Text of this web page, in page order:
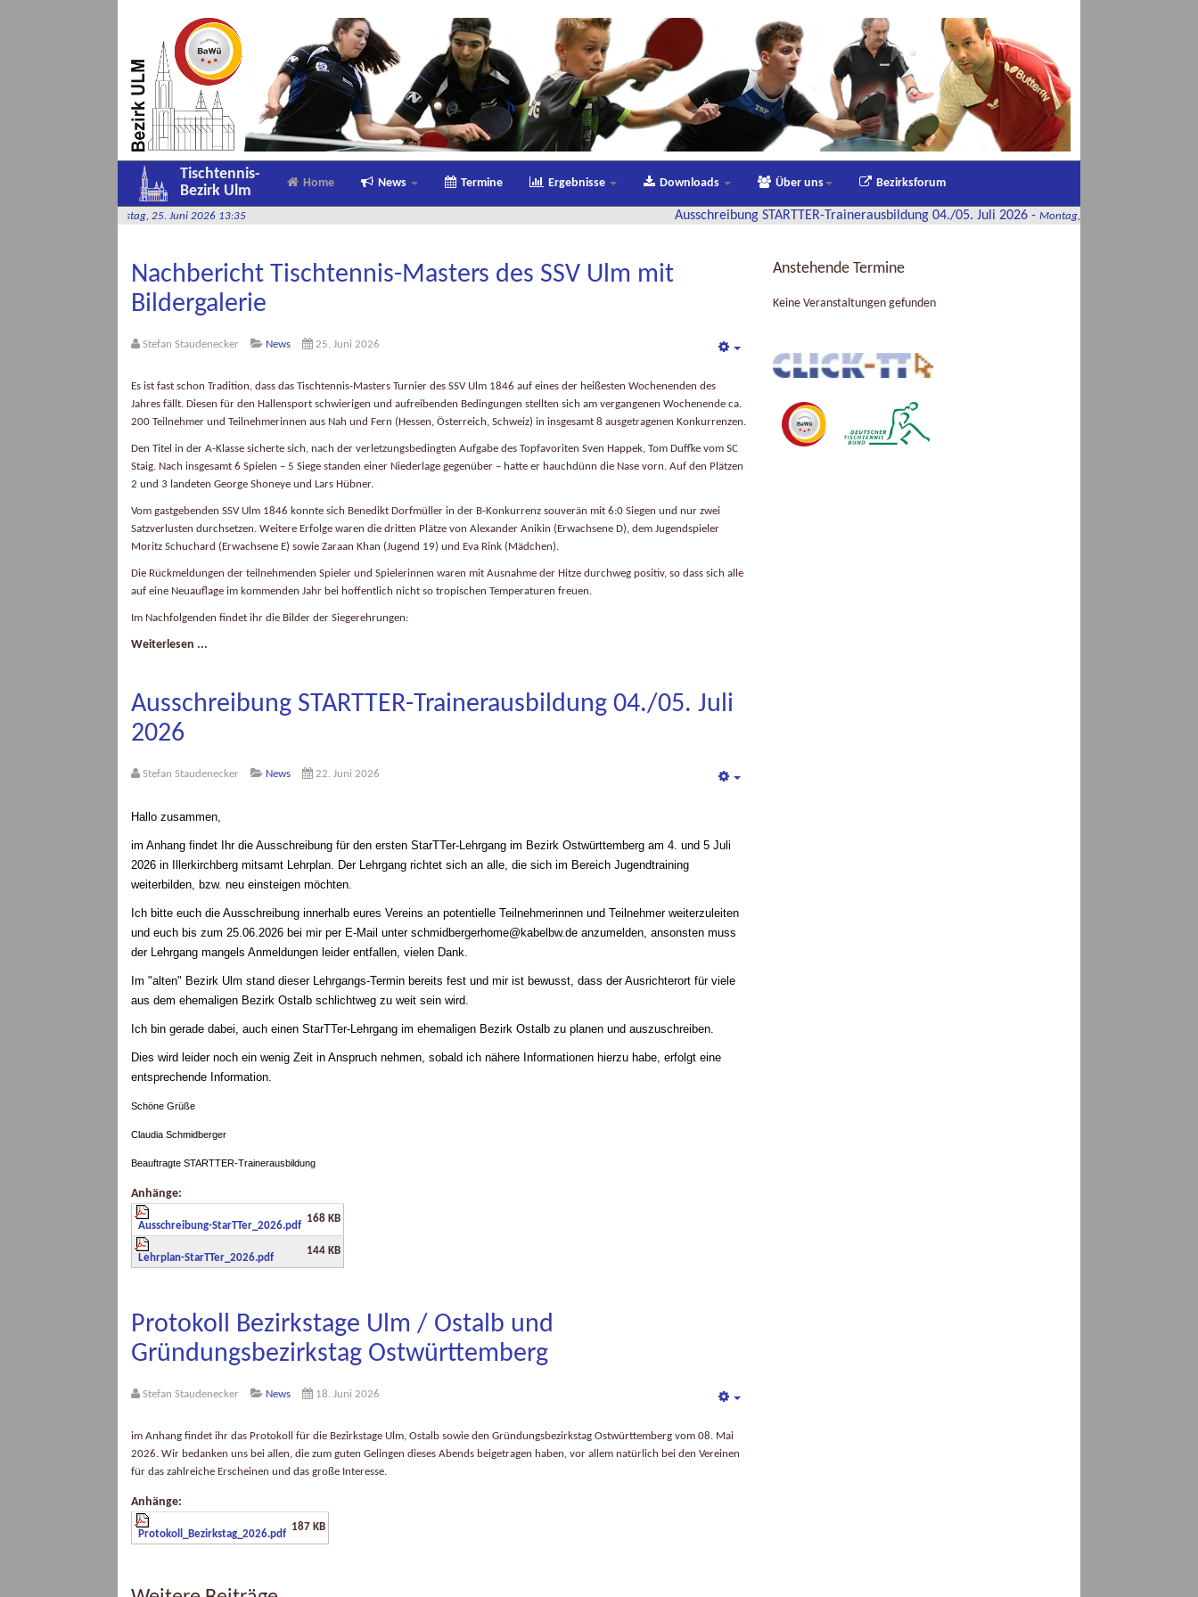
Tischtennis-
Bezirk Ulm
Home News Termine Ergebnisse Downloads Über uns Bezirksforum
Donnerstag, 25. Juni 2026 13:35 Ausschreibung STARTTER-Trainerausbildung 04./05. Juli 2026-Montag, 22. Juni 2026 08:28
Nachbericht Tischtennis-Masters des SSV Ulm mit
Bildergalerie
Stefan Staudenecker News 25. Juni 2026
Es ist fast schon Tradition, dass das Tischtennis-Masters Turnier des SSV Ulm 1846 auf eines der heißesten Wochenenden des
Jahres fällt. Diesen für den Hallensport schwierigen und aufreibenden Bedingungen stellten sich am vergangenen Wochenende ca.
200 Teilnehmer und Teilnehmerinnen aus Nah und Fern (Hessen, Österreich, Schweiz) in insgesamt 8 ausgetragenen Konkurrenzen.
Den Titel in der A-Klasse sicherte sich, nach der verletzungsbedingten Aufgabe des Topfavoriten Sven Happek, Tom Duffke vom SC
Staig. Nach insgesamt 6 Spielen – 5 Siege standen einer Niederlage gegenüber – hatte er hauchdünn die Nase vorn. Auf den Plätzen
2 und 3 landeten George Shoneye und Lars Hübner.
Vom gastgebenden SSV Ulm 1846 konnte sich Benedikt Dorfmüller in der B-Konkurrenz souverän mit 6:0 Siegen und nur zwei
Satzverlusten durchsetzen. Weitere Erfolge waren die dritten Plätze von Alexander Anikin (Erwachsene D), dem Jugendspieler
Moritz Schuchard (Erwachsene E) sowie Zaraan Khan (Jugend 19) und Eva Rink (Mädchen).
Die Rückmeldungen der teilnehmenden Spieler und Spielerinnen waren mit Ausnahme der Hitze durchweg positiv, so dass sich alle
auf eine Neuauflage im kommenden Jahr bei hoffentlich nicht so tropischen Temperaturen freuen.
Im Nachfolgenden findet ihr die Bilder der Siegerehrungen:
Weiterlesen ...
Ausschreibung STARTTER-Trainerausbildung 04./05. Juli
2026
Stefan Staudenecker News 22. Juni 2026
Hallo zusammen,
im Anhang findet Ihr die Ausschreibung für den ersten StarTTer-Lehrgang im Bezirk Ostwürttemberg am 4. und 5 Juli
2026 in Illerkirchberg mitsamt Lehrplan. Der Lehrgang richtet sich an alle, die sich im Bereich Jugendtraining
weiterbilden, bzw. neu einsteigen möchten.
Ich bitte euch die Ausschreibung innerhalb eures Vereins an potentielle Teilnehmerinnen und Teilnehmer weiterzuleiten
und euch bis zum 25.06.2026 bei mir per E-Mail unter schmidbergerhome@kabelbw.de anzumelden, ansonsten muss
der Lehrgang mangels Anmeldungen leider entfallen, vielen Dank.
Im "alten" Bezirk Ulm stand dieser Lehrgangs-Termin bereits fest und mir ist bewusst, dass der Ausrichterort für viele
aus dem ehemaligen Bezirk Ostalb schlichtweg zu weit sein wird.
Ich bin gerade dabei, auch einen StarTTer-Lehrgang im ehemaligen Bezirk Ostalb zu planen und auszuschreiben.
Dies wird leider noch ein wenig Zeit in Anspruch nehmen, sobald ich nähere Informationen hierzu habe, erfolgt eine
entsprechende Information.
Schöne Grüße
Claudia Schmidberger
Beauftragte STARTTER-Trainerausbildung
Anhänge:
Ausschreibung-StarTTer_2026.pdf
168 KB
Lehrplan-StarTTer_2026.pdf
144 KB
Protokoll Bezirkstage Ulm / Ostalb und
Gründungsbezirkstag Ostwürttemberg
Stefan Staudenecker News 18. Juni 2026
im Anhang findet ihr das Protokoll für die Bezirkstage Ulm, Ostalb sowie den Gründungsbezirkstag Ostwürttemberg vom 08. Mai
2026. Wir bedanken uns bei allen, die zum guten Gelingen dieses Abends beigetragen haben, vor allem natürlich bei den Vereinen
für das zahlreiche Erscheinen und das große Interesse.
Anhänge:
Protokoll_Bezirkstag_2026.pdf
187 KB
Anstehende Termine
Keine Veranstaltungen gefunden